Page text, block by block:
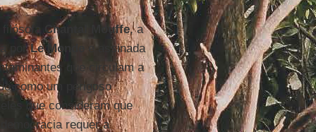
Chantal Mouffe, a
porLe Monde
e assinada
que circulam a
como um perigoso
que consideram que
requer a